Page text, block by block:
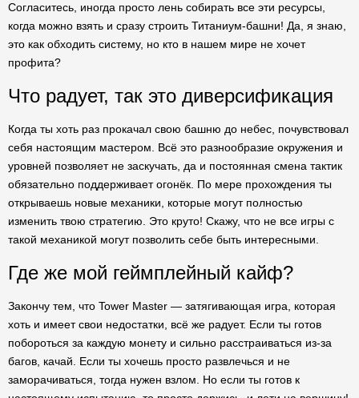
Согласитесь, иногда просто лень собирать все эти ресурсы,
когда можно взять и сразу строить Титаниум-башни! Да, я знаю,
это как обходить систему, но кто в нашем мире не хочет
профита?
Что радует, так это диверсификация
Когда ты хоть раз прокачал свою башню до небес, почувствовал
себя настоящим мастером. Всё это разнообразие окружения и
уровней позволяет не заскучать, да и постоянная смена тактик
обязательно поддерживает огонёк. По мере прохождения ты
открываешь новые механики, которые могут полностью
изменить твою стратегию. Это круто! Скажу, что не все игры с
такой механикой могут позволить себе быть интересными.
Где же мой геймплейный кайф?
Закончу тем, что Tower Master — затягивающая игра, которая
хоть и имеет свои недостатки, всё же радует. Если ты готов
побороться за каждую монету и сильно расстраиваться из-за
багов, качай. Если ты хочешь просто развлечься и не
заморачиваться, тогда нужен взлом. Но если ты готов к